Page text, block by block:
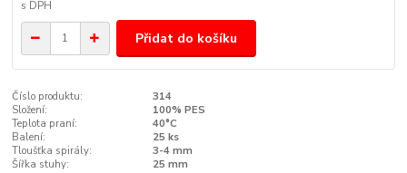
Přidat do košíku
Číslo produktu:
314
Složení:
100% PES
Teplota praní:
40°C
Balení:
25 ks
Tloušťka spirály:
3-4 mm
Šířka stuhy:
25 mm